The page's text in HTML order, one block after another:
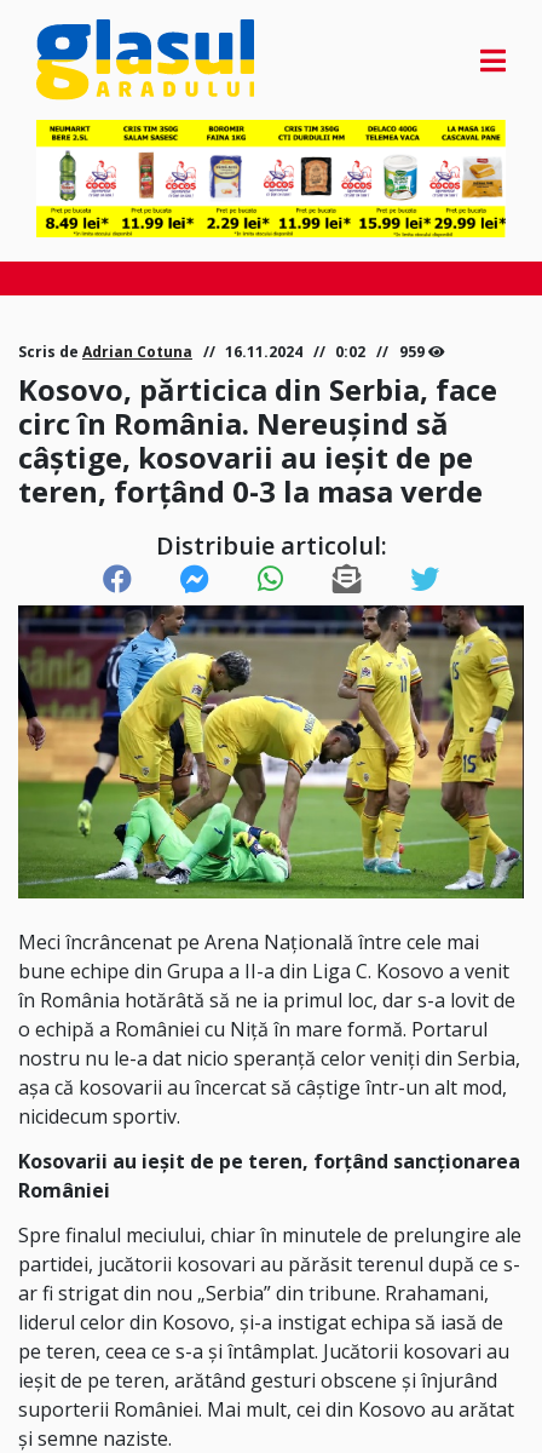
Scris de Adrian Cotuna 16.11.2024 0:02 959
Kosovo, părticica din Serbia, face
circ în România. Nereușind să
câștige, kosovarii au ieșit de pe
teren, forțând 0-3 la masa verde
Distribuie articolul:
Meci încrâncenat pe Arena Națională între cele mai
bune echipe din Grupa a II-a din Liga C. Kosovo a venit
în România hotărâtă să ne ia primul loc, dar s-a lovit de
o echipă a României cu Niță în mare formă. Portarul
nostru nu le-a dat nicio speranță celor veniți din Serbia,
așa că kosovarii au încercat să câștige într-un alt mod,
nicidecum sportiv.
Kosovarii au ieșit de pe teren, forțând sancționarea
României
Spre finalul meciului, chiar în minutele de prelungire ale
partidei, jucătorii kosovari au părăsit terenul după ce s-
ar fi strigat din nou „Serbia” din tribune. Rrahamani,
liderul celor din Kosovo, și-a instigat echipa să iasă de
pe teren, ceea ce s-a și întâmplat. Jucătorii kosovari au
ieșit de pe teren, arătând gesturi obscene și înjurând
suporterii României. Mai mult, cei din Kosovo au arătat
și semne naziste.